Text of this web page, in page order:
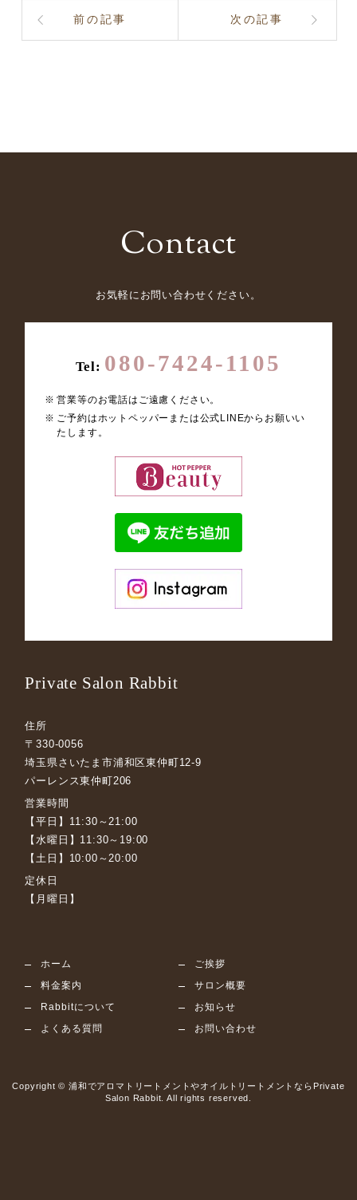
前の記事 次の記事
Contact
お気軽にお問い合わせください。
Tel: 080-7424-1105
営業等のお電話はご遠慮ください。
ご予約はホットペッパーまたは公式LINEからお願いい
たします。
Private Salon Rabbit
住所
〒330-0056
埼玉県さいたま市浦和区東仲町12-9
パーレンス東仲町206
営業時間
【平日】11:30～21:00
【水曜日】11:30～19:00
【土日】10:00～20:00
定休日
【月曜日】
ホーム
料金案内
Rabbitについて
よくある質問
ご挨拶
サロン概要
お知らせ
お問い合わせ
Copyright © 浦和でアロマトリートメントやオイルトリートメントならPrivate
Salon Rabbit. All rights reserved.